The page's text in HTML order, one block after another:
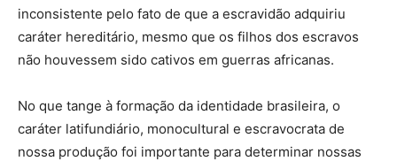
inconsistente pelo fato de que a escravidão adquiriu
caráter hereditário, mesmo que os filhos dos escravos
não houvessem sido cativos em guerras africanas.
No que tange à formação da identidade brasileira, o
caráter latifundiário, monocultural e escravocrata de
nossa produção foi importante para determinar nossas